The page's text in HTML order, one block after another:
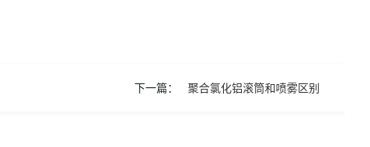
下一篇： 聚合氯化铝滚筒和喷雾区别